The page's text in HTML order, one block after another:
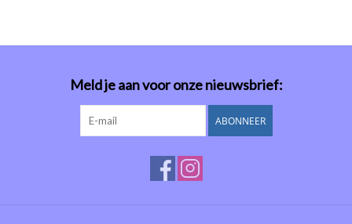
Meld je aan voor onze nieuwsbrief:
ABONNEER